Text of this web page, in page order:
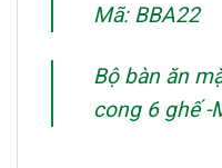
Mã: BBA22
Bộ bàn ăn
cong 6 ghế -